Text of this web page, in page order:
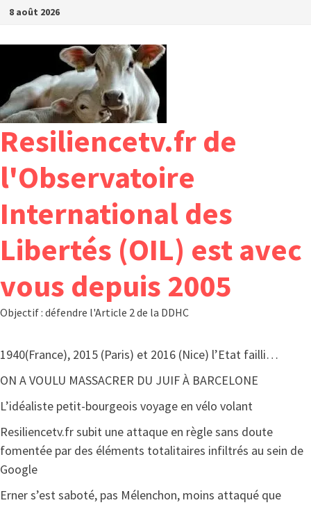
Passer
contenu
8 août 2026
Resiliencetv.fr de
l'Observatoire
International des
Libertés (OIL) est avec
vous depuis 2005
Objectif : défendre l'Article 2 de la DDHC
1940(France), 2015 (Paris) et 2016 (Nice) l’Etat failli…
ON A VOULU MASSACRER DU JUIF À BARCELONE
L’idéaliste petit-bourgeois voyage en vélo volant
Resiliencetv.fr subit une attaque en règle sans doute
fomentée par des éléments totalitaires infiltrés au sein de
Google
Erner s’est saboté, pas Mélenchon, moins attaqué que